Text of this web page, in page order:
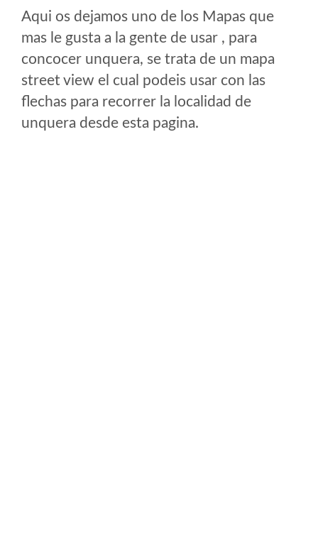
Aqui os dejamos uno de los Mapas que
mas le gusta a la gente de usar , para
concocer unquera, se trata de un mapa
street view el cual podeis usar con las
flechas para recorrer la localidad de
unquera desde esta pagina.